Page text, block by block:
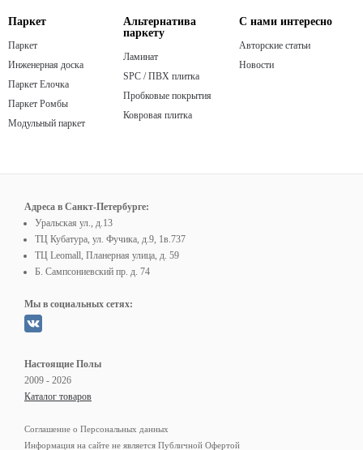
Паркет
Паркет
Инженерная доска
Паркет Елочка
Паркет Ромбы
Модульный паркет
Альтернатива
паркету
Ламинат
SPC / ПВХ плитка
Пробковые покрытия
Ковровая плитка
С нами интересно
Авторские статьи
Новости
Адреса в Санкт-Петербурге:
Уральская ул., д.13
ТЦ Кубатура, ул. Фучика, д.9, 1в.737
ТЦ Leomall, Планерная улица, д. 59
Б. Сампсониевский пр. д. 74
Мы в социальных сетях:
Настоящие Полы
2009 - 2026
Каталог товаров
Соглашение о Персональных данных
Информация на сайте не является Публичной Офертой